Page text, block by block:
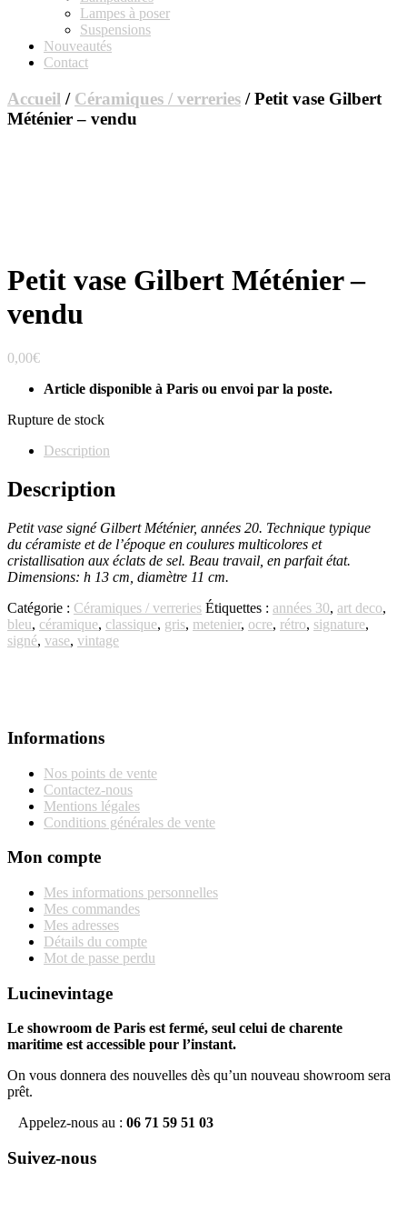
Lampes à poser
Suspensions
Nouveautés
Contact
Accueil / Céramiques / verreries / Petit vase Gilbert
Méténier – vendu
Petit vase Gilbert Méténier –
vendu
0,00€
Article disponible à Paris ou envoi par la poste.
Rupture de stock
Description
Description
Petit vase signé Gilbert Méténier, années 20. Technique typique
du céramiste et de l’époque en coulures multicolores et
cristallisation aux éclats de sel. Beau travail, en parfait état.
Dimensions: h 13 cm, diamètre 11 cm.
Catégorie : Céramiques / verreries Étiquettes : années 30, art deco,
bleu, céramique, classique, gris, metenier, ocre, rétro, signature,
signé, vase, vintage
Informations
Nos points de vente
Contactez-nous
Mentions légales
Conditions générales de vente
Mon compte
Mes informations personnelles
Mes commandes
Mes adresses
Détails du compte
Mot de passe perdu
Lucinevintage
Le showroom de Paris est fermé, seul celui de charente
maritime est accessible pour l’instant.
On vous donnera des nouvelles dès qu’un nouveau showroom sera
prêt.
Appelez-nous au : 06 71 59 51 03
Suivez-nous